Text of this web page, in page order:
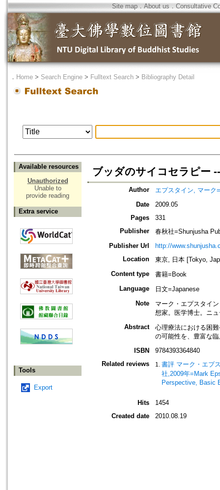
Site map．About us ． Consultative
． Home > Search Engine > Fulltext Search > Bibliography Detail
Available resources
Unauthorized
Unable to
provide reading
Extra service
Tools
Export
ブッダのサイコセラピー
Author
エプスタイン, マー
Date
2009.05
Pages
331
Publisher
春秋社=Shunjusha
Publisher Url
http://
Location
東京, 日本 [Tokyo,
Content type
書籍=Book
Language
日文=Japanese
Note
マーク・エプスタイ
想家。医学博士。ニ
Abstract
心理療法における困
の可能性を、豊富な
ISBN
9784393364840
Related reviews
書評 マーク・エプ
社,2009年=Mark
Perspective, Basic
Hits
1454
Created date
2010.08.19